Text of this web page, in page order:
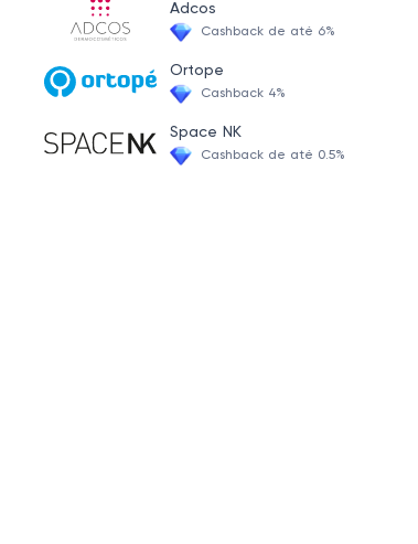
Adcos
Cashback de até 6%
Ortope
Cashback 4%
Space NK
Cashback de até 0.5%